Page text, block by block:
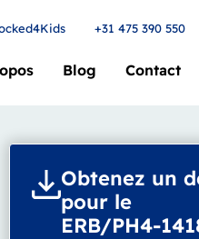
Blog Contact
+31 475 390 550
Obtenez un
pour le
ERB/PH4-